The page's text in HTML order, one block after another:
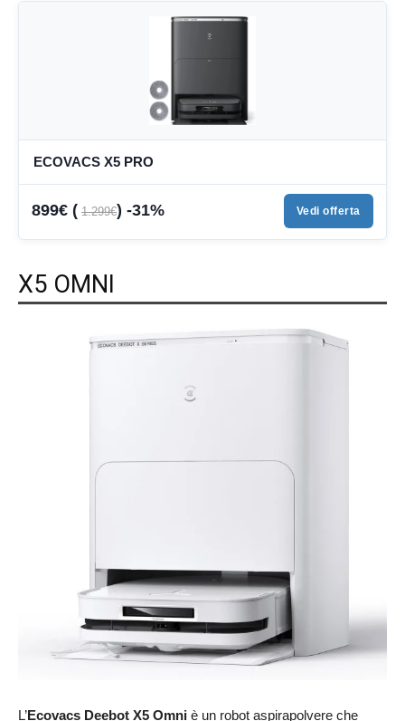
ECOVACS X5 PRO
899€ ( 1.299€) -31% Vedi offerta
X5 OMNI
L’Ecovacs Deebot X5 Omni è un robot aspirapolvere che